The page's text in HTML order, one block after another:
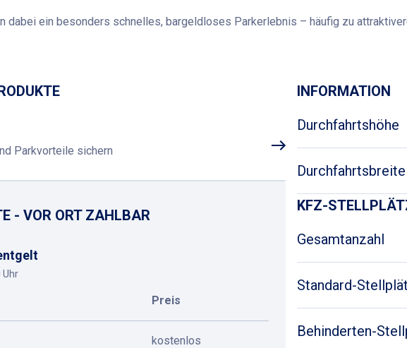
dabei ein besonders schnelles, bargeldloses Parkerlebnis – häufig zu
Parkvorteile sichern
- VOR ORT ZAHLBAR
Uhr
Preis
kostenlos
INFORMATION
Durchfahrtshöhe
Durchfahrtsbreite
KFZ-
Gesamtanzahl
Standard-
Behinderten-